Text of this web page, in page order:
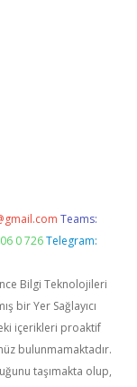
Teams:
0 726 Telegram:
Bilgi Teknolojileri
bir Yer Sağlayıcı
içerikleri proaktif
bulunmamaktadır.
taşımakta olup,